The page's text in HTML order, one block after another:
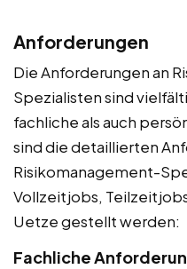
Anforderungen
Die Anforderungen an
Spezialisten sind
fachliche als auch
sind die detaillierten
Risikomanagement-
Vollzeitjobs,
Uetze gestellt werden:
Fachliche